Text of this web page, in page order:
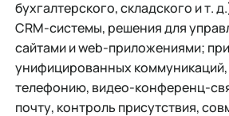
бухгалтерского, складского и т.
CRM-системы, решения для
сайтами и web-приложениями;
унифицированных
телефонию, видео-конференц-
почту, контроль присутствия,